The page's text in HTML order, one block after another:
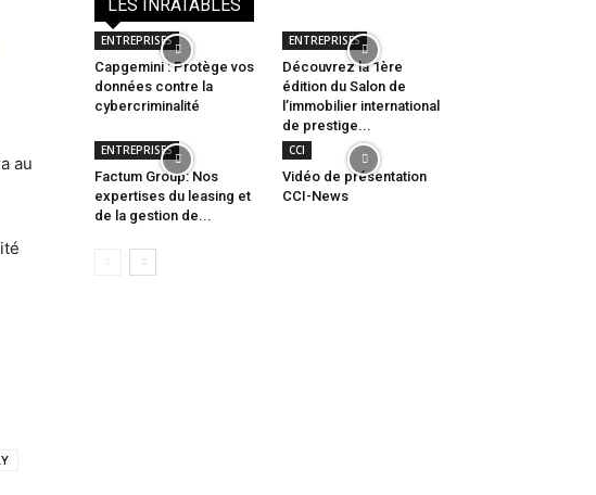
au
LES INRATABLES
ENTREPRISES
Capgemini : Protège vos
données contre la
cybercriminalité
ENTREPRISES
Découvrez la 1ère
édition du Salon de
l’immobilier international
de prestige...
ENTREPRISES
Factum Group: Nos
expertises du leasing et
de la gestion de...
CCI
Vidéo de présentation
CCI-News